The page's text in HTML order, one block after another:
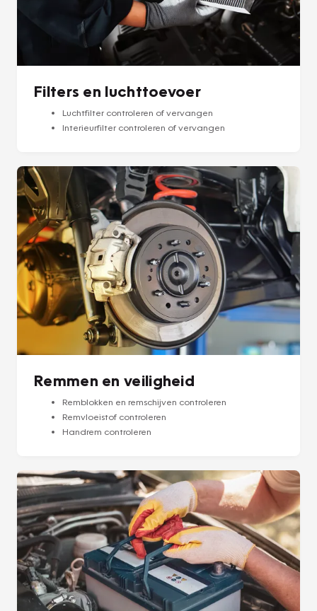
Filters en luchttoevoer
Luchtfilter controleren of vervangen
Interieurfilter controleren of vervangen
Remmen en veiligheid
Remblokken en remschijven controleren
Remvloeistof controleren
Handrem controleren